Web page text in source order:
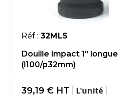
Réf : 32MLS
Douille impact 1" longue
(l100/p32mm)
39,19 € HT L'unité